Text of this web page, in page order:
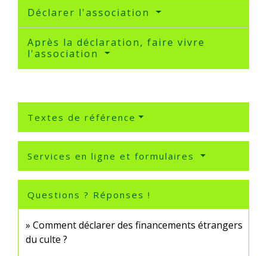
Déclarer l'association
Après la déclaration, faire vivre
l'association
Textes de référence
Services en ligne et formulaires
Questions ? Réponses !
Comment déclarer des financements étrangers
du culte ?